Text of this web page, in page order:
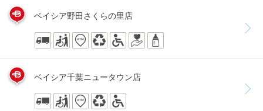
ベイシア野田さくらの里店
ベイシア千葉ニュータウン店